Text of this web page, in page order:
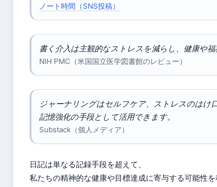
ノート時間（SNS投稿）
書く介入は主観的なストレスを減らし、健康や
NIH PMC（米国国立医学図書館のレビュー）
ジャーナリングはセルフケア、ストレスのはけ
記憶強化の手段として活用できます。
Substack（個人メディア）
日記は単なる記録手段を超えて、
私たちの精神的な健康や目標達成に寄与する可能性